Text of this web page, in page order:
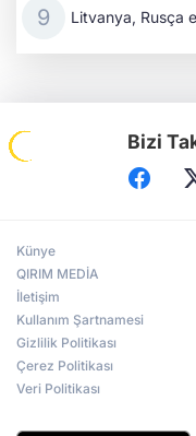
Litvanya, Rusça
Bizi
Künye
QIRIM MEDİA
İletişim
Kullanım Şartnamesi
Gizlilik Politikası
Çerez Politikası
Veri Politikası